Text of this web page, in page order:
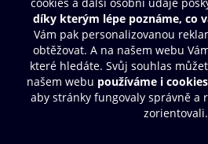
Moje O2 Knihovna
Další zábava
© O2 Czech Republic a.s.